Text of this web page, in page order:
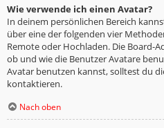
Wie verwende ich einen Avatar?
In deinem persönlichen Bereich
über eine der folgenden vier
Remote oder Hochladen. Die Board-
ob und wie die Benutzer Avatare
Avatar benutzen kannst, solltest du
kontaktieren.
Nach oben